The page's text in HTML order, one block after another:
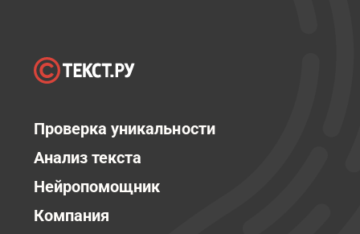
Проверка уникальности
Анализ текста
Нейропомощник
Компания